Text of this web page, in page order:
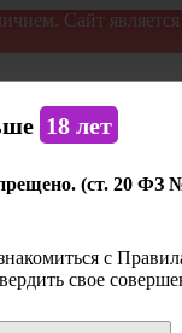
Сайт
18 лет
(ст. 20 ФЗ
с
свое